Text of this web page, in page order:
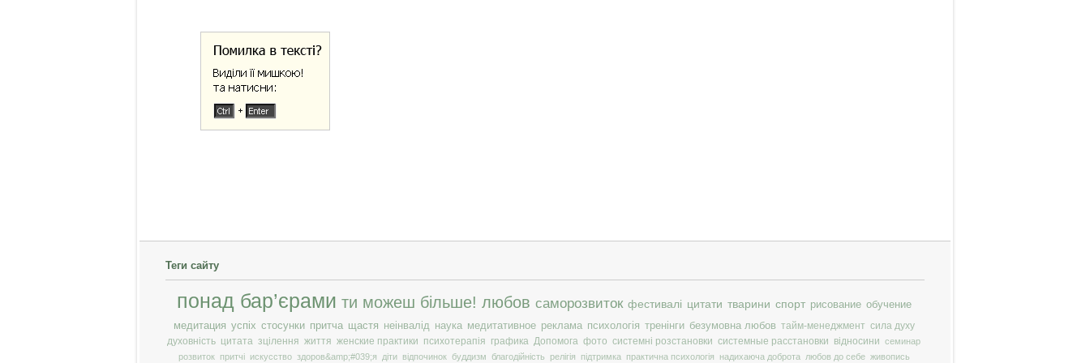
Теги сайту
понад бар’єрами ти можеш більше! любов саморозвиток фестивалі цитати тварини спорт рисование обучение
медитация успіх стосунки притча щастя неінвалід наука медитативное реклама психологія тренінги безумовна любов тайм-менеджмент сила духу
духовність цитата зцілення життя женские практики психотерапія графика Допомога фото системні розстановки системные расстановки відносини семинар
розвиток
притчі искусство здоров&amp;#039;я діти відпочинок буддизм благодійність релігія підтримка практична психологія надихаюча доброта любов до себе живопись